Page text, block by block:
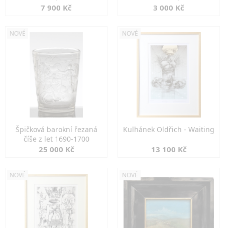
7 900 Kč 3 000 Kč
NOVÉ
Špičková barokní řezaná
číše z let 1690-1700
25 000 Kč
NOVÉ
Kulhánek Oldřich - Waiting
13 100 Kč
NOVÉ NOVÉ